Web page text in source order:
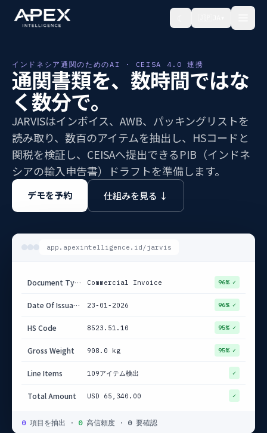
インドネシア通関のためのAI · CEISA 4.0 連携
通関書類を、数時間ではな
く数分で。
JARVISはインボイス、AWB、パッキングリストを
読み取り、数百のアイテムを抽出し、HSコードと
関税を検証し、CEISAへ提出できるPIB（インドネ
シアの輸入申告書）ドラフトを準備します。
デモを予約 仕組みを見る ↓
app.apexintelligence.id/jarvis
Document Type Commercial Invoice 96% ✓
Date Of Issuance 23-01-2026 96% ✓
HS Code 8523.51.10 95% ✓
Gross Weight 908.0 kg 95% ✓
Line Items 109アイテム検出 ✓
Total Amount USD 65,340.00 ✓
0 項目を抽出 · 0 高信頼度 · 0 要確認